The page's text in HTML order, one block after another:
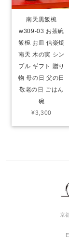
南天黒飯椀
w309-03 お茶碗
飯椀 お皿 信楽焼
南天 木の実 シン
プル ギフト 贈り
物 母の日 父の日
敬老の日 ごはん
碗
¥3,300
京